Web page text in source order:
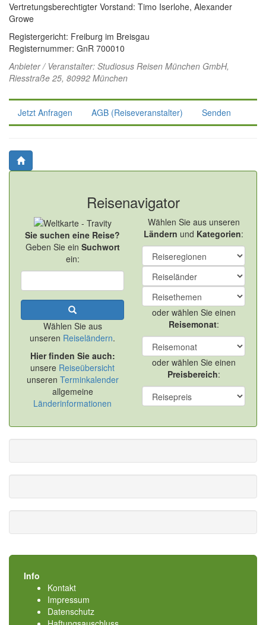
Vertretungsberechtigter Vorstand: Timo Iserlohe, Alexander
Growe
Registergericht: Freiburg im Breisgau
Registernummer: GnR 700010
Anbieter / Veranstalter: Studiosus Reisen München GmbH,
Riesstraße 25, 80992 München
Jetzt Anfragen AGB (Reiseveranstalter) Senden
Reisenavigator
Sie suchen eine Reise?
Geben Sie ein Suchwort
ein:
Wählen Sie aus
unseren Reiseländern.
Hier finden Sie auch:
unsere Reiseübersicht
unseren Terminkalender
allgemeine
Länderinformationen
Wählen Sie aus unseren
Ländern und Kategorien:
oder wählen Sie einen
Reisemonat:
oder wählen Sie einen
Preisbereich:
Info
Kontakt
Impressum
Datenschutz